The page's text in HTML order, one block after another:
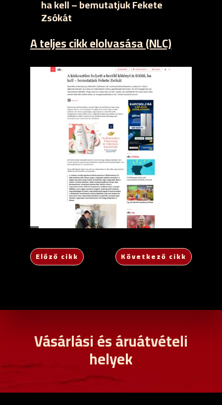
ha kell – bemutatjuk Fekete
Zsókát
A teljes cikk elolvasása (NLC)
Előző cikk Következő cikk
Vásárlási és áruátvételi
helyek